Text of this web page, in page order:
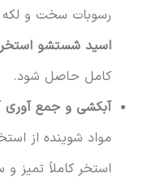
رسوبات سخت و
اسید شستشو استخر
کامل حاصل شود.
آبکشی و جمع آوری
مواد شوینده از
استخر کاملاً تمیز و